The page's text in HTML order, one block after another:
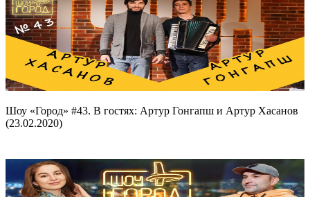
Шоу «Город» #43. В гостях: Артур Гонгапш и Артур Хасанов
(23.02.2020)